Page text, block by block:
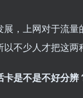
，上网对于流
不少人才把这两
是不是不好分辨